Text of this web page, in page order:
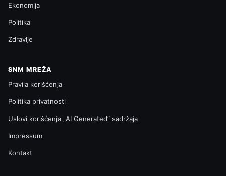
Ekonomija
Politika
Zdravlje
SNM MREŽA
Pravila korišćenja
Politika privatnosti
Uslovi korišćenja „AI Generated“ sadržaja
Impressum
Kontakt